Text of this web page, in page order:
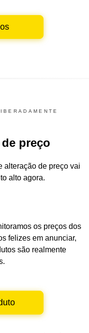
preço
alteração de preço vai
alto agora.
os preços dos
felizes em anunciar,
são realmente